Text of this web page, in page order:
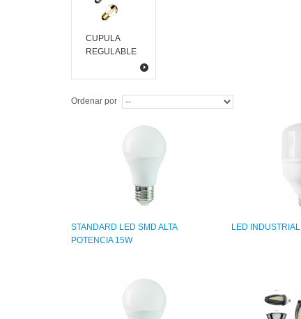
CUPULA
REGULABLE
Ordenar por
STANDARD LED SMD ALTA
POTENCIA 15W
LED INDUSTRIAL